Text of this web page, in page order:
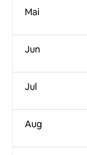
Mai
Jun
Jul
Aug